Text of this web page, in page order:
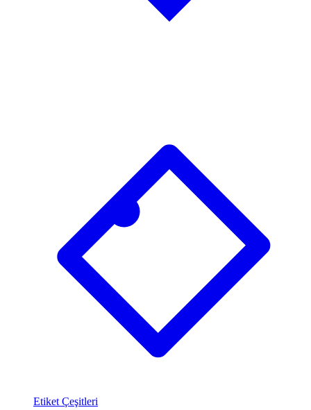
Etiket Çeşitleri